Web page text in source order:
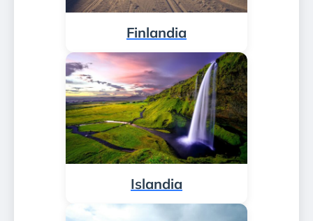
Finlandia
Islandia